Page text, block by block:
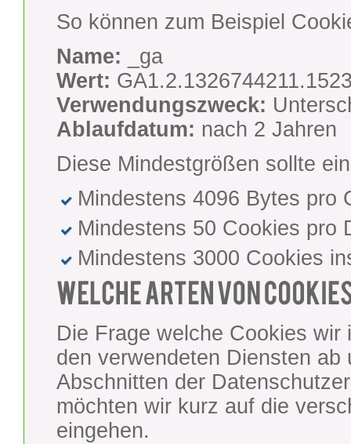
So können zum Beispiel
Name: _ga
Wert:
Verwendungszweck:
Ablaufdatum: nach 2 Jahren
Diese Mindestgrößen sollte
Mindestens 4096 Bytes pro
Mindestens 50 Cookies pro
Mindestens 3000 Cookies
Die Frage welche Cookies
den verwendeten Diensten
Abschnitten der
möchten wir kurz auf die
eingehen.